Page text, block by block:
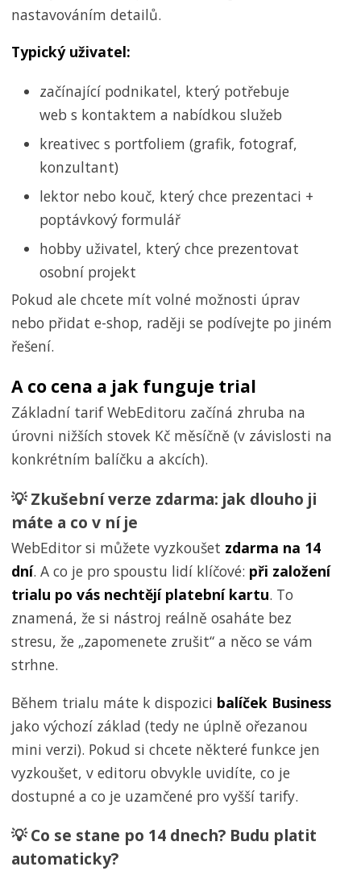
nastavováním detailů.
Typický uživatel:
začínající podnikatel, který potřebuje
web s kontaktem a nabídkou služeb
kreativec s portfoliem (grafik, fotograf,
konzultant)
lektor nebo kouč, který chce prezentaci +
poptávkový formulář
hobby uživatel, který chce prezentovat
osobní projekt
Pokud ale chcete mít volné možnosti úprav
nebo přidat e-shop, raději se podívejte po jiném
řešení.
A co cena a jak funguje trial
Základní tarif WebEditoru začíná zhruba na
úrovni nižších stovek Kč měsíčně (v závislosti na
konkrétním balíčku a akcích).
💡 Zkušební verze zdarma: jak dlouho ji
máte a co v ní je
WebEditor si můžete vyzkoušet zdarma na 14
dní. A co je pro spoustu lidí klíčové: při založení
trialu po vás nechtějí platební kartu. To
znamená, že si nástroj reálně osaháte bez
stresu, že „zapomenete zrušit“ a něco se vám
strhne.
Během trialu máte k dispozici balíček Business
jako výchozí základ (tedy ne úplně ořezanou
mini verzi). Pokud si chcete některé funkce jen
vyzkoušet, v editoru obvykle uvidíte, co je
dostupné a co je uzamčené pro vyšší tarify.
💡 Co se stane po 14 dnech? Budu platit
automaticky?